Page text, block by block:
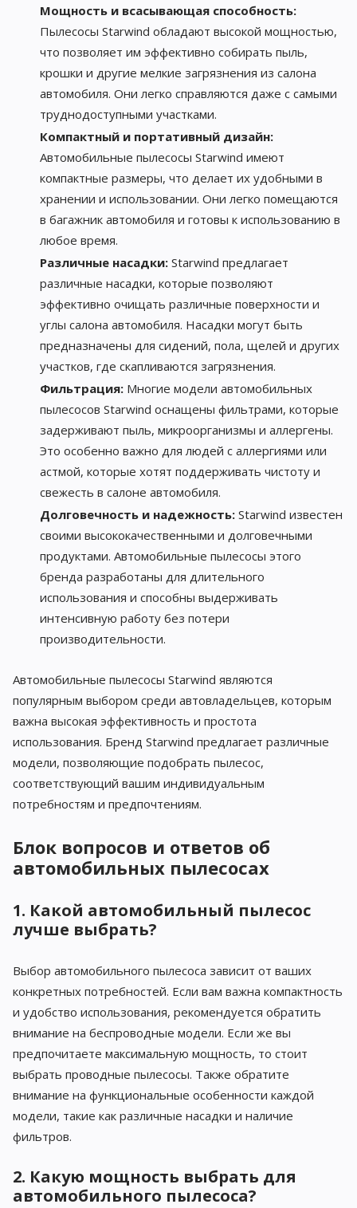
Мощность и всасывающая способность:
Пылесосы Starwind обладают высокой мощностью,
что позволяет им эффективно собирать пыль,
крошки и другие мелкие загрязнения из салона
автомобиля. Они легко справляются даже с самыми
труднодоступными участками.
Компактный и портативный дизайн:
Автомобильные пылесосы Starwind имеют
компактные размеры, что делает их удобными в
хранении и использовании. Они легко помещаются
в багажник автомобиля и готовы к использованию в
любое время.
Различные насадки:Starwind предлагает
различные насадки, которые позволяют
эффективно очищать различные поверхности и
углы салона автомобиля. Насадки могут быть
предназначены для сидений, пола, щелей и других
участков, где скапливаются загрязнения.
Фильтрация:Многие модели автомобильных
пылесосов Starwind оснащены фильтрами, которые
задерживают пыль, микроорганизмы и аллергены.
Это особенно важно для людей с аллергиями или
астмой, которые хотят поддерживать чистоту и
свежесть в салоне автомобиля.
Долговечность и надежность:Starwind известен
своими высококачественными и долговечными
продуктами. Автомобильные пылесосы этого
бренда разработаны для длительного
использования и способны выдерживать
интенсивную работу без потери
производительности.
Автомобильные пылесосы Starwind являются
популярным выбором среди автовладельцев, которым
важна высокая эффективность и простота
использования. Бренд Starwind предлагает различные
модели, позволяющие подобрать пылесос,
соответствующий вашим индивидуальным
потребностям и предпочтениям.
Блок вопросов и ответов об
автомобильных пылесосах
1. Какой автомобильный пылесос
лучше выбрать?
Выбор автомобильного пылесоса зависит от ваших
конкретных потребностей. Если вам важна компактность
и удобство использования, рекомендуется обратить
внимание на беспроводные модели. Если же вы
предпочитаете максимальную мощность, то стоит
выбрать проводные пылесосы. Также обратите
внимание на функциональные особенности каждой
модели, такие как различные насадки и наличие
фильтров.
2. Какую мощность выбрать для
автомобильного пылесоса?